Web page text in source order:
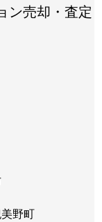
ン売却・査定
野町